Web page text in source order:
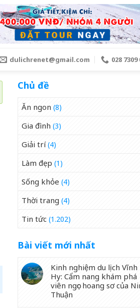
dulichrenet@gmail.com 028 7309
Chủ đề
Ăn ngon (8)
Gia đình (3)
Giải trí(4)
Làm đẹp (1)
Sống khỏe (4)
Thời trang (4)
Tin tức (1.202)
Bài viết mới nhất
Kinh nghiệm du lịch Vĩnh
Hy: Cẩm nang khám phá
viên ngọc hoang sơ của
Thuận